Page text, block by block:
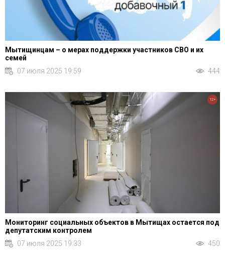
Мытищинцам – о мерах поддержки участников СВО и их
семей
07 июля 2025 19:59
444
Мониторинг социальных объектов в Мытищах остается под
депутатским контролем
07 июля 2025 19:33
450
12+